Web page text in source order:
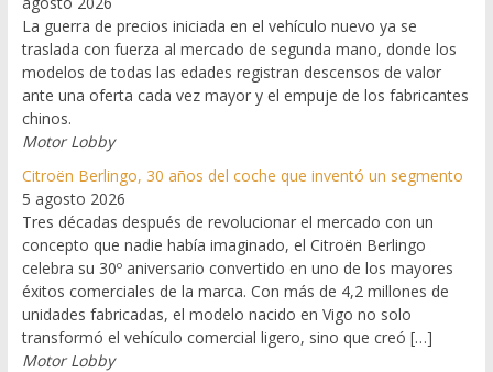
La guerra de precios iniciada en el vehículo nuevo ya se
traslada con fuerza al mercado de segunda mano, donde los
modelos de todas las edades registran descensos de valor
ante una oferta cada vez mayor y el empuje de los fabricantes
chinos.
Motor Lobby
Citroën Berlingo, 30 años del coche que inventó un segmento
5 agosto 2026
Tres décadas después de revolucionar el mercado con un
concepto que nadie había imaginado, el Citroën Berlingo
celebra su 30º aniversario convertido en uno de los mayores
éxitos comerciales de la marca. Con más de 4,2 millones de
unidades fabricadas, el modelo nacido en Vigo no solo
transformó el vehículo comercial ligero, sino que creó […]
Motor Lobby